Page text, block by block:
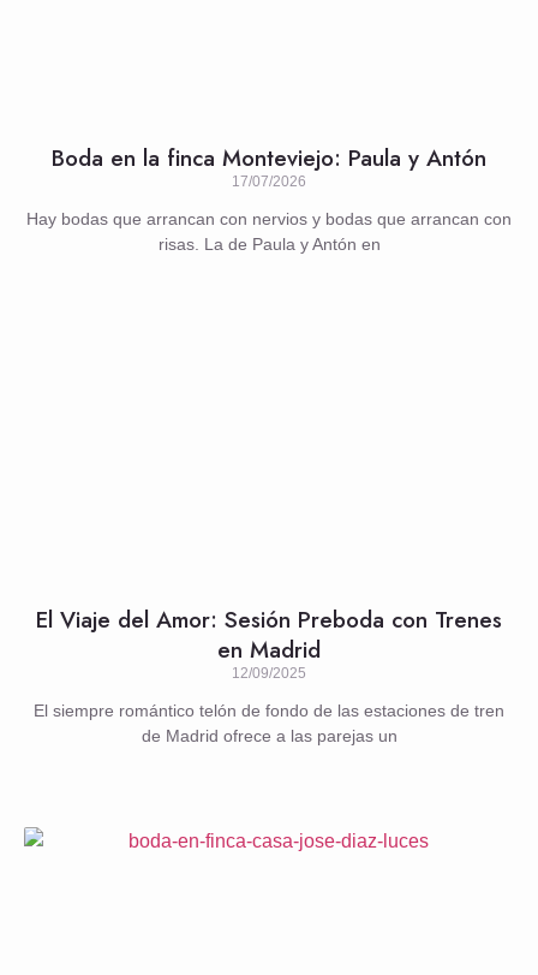
Boda en la finca Monteviejo: Paula y Antón
17/07/2026
Hay bodas que arrancan con nervios y bodas que arrancan con
risas. La de Paula y Antón en
El Viaje del Amor: Sesión Preboda con Trenes
en Madrid
12/09/2025
El siempre romántico telón de fondo de las estaciones de tren
de Madrid ofrece a las parejas un